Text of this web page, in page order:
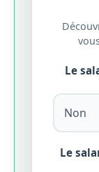
Le
Le